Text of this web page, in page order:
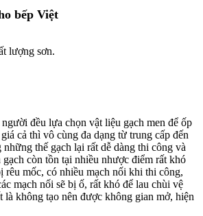
bếp Việt
lượng sơn.
đều lựa chọn vật liệu gạch men để ốp
cả thì vô cùng đa dạng từ trung cấp đến
thế gạch lại rất dễ dàng thi công và
còn tồn tại nhiều nhược điểm rất khó
rêu mốc, có nhiều mạch nối khi thi công,
mạch nối sẽ bị ố, rất khó để lau chùi vệ
là không tạo nên được không gian mở, hiện